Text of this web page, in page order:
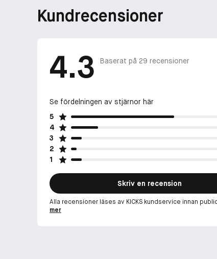
Kundrecensioner
4.3 Baserat på 29 recensioner
Se fördelningen av stjärnor här
5
4
3
2
1
Skriv en recension
Alla recensioner läses av KICKS kundservice innan
mer